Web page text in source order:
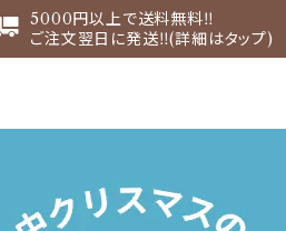
5000円以上で送料無料‼︎
ご注文翌日に発送‼︎(詳細はタップ)